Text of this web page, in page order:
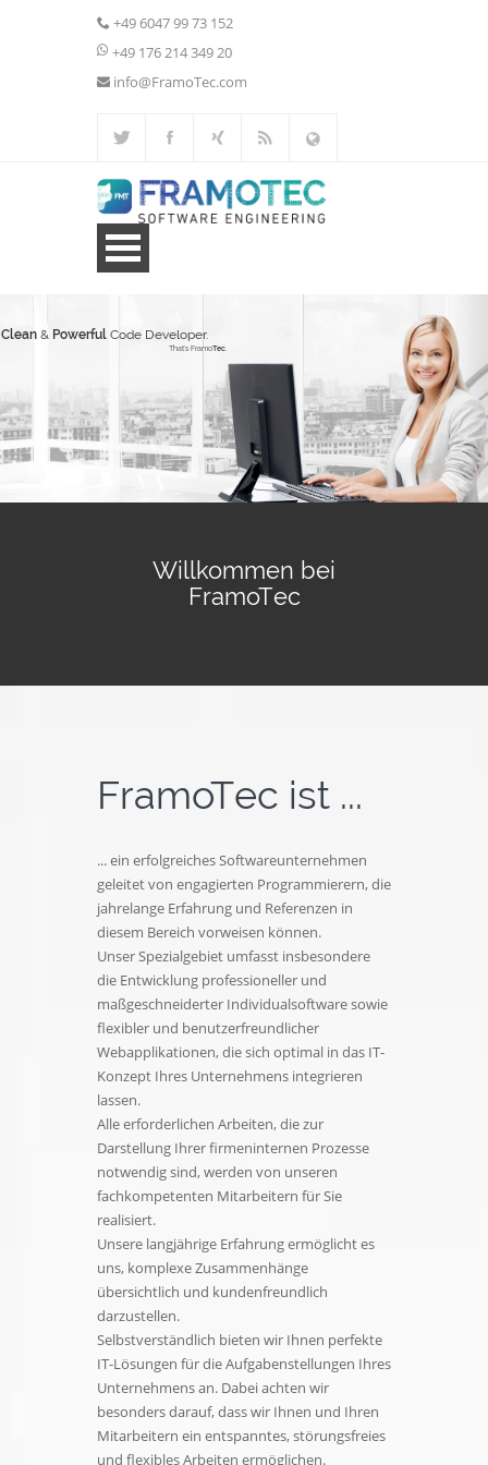
+49 6047 99 73 152
+49 176 214 349 20
info@FramoTec.com
Webentwicklung
Weitere Leistungen
Portfolio
Clean Powerful
Tec
Willkommen bei
FramoTec
FramoTec ist ...
... ein erfolgreiches Softwareunternehmen
geleitet von engagierten Programmierern, die
jahrelange Erfahrung und Referenzen in
diesem Bereich vorweisen können.
Unser Spezialgebiet umfasst insbesondere
die Entwicklung professioneller und
maßgeschneiderter Individualsoftware sowie
flexibler und benutzerfreundlicher
Webapplikationen, die sich optimal in das IT-
Konzept Ihres Unternehmens integrieren
lassen.
Alle erforderlichen Arbeiten, die zur
Darstellung Ihrer firmeninternen Prozesse
notwendig sind, werden von unseren
fachkompetenten Mitarbeitern für Sie
realisiert.
Unsere langjährige Erfahrung ermöglicht es
uns, komplexe Zusammenhänge
übersichtlich und kundenfreundlich
darzustellen.
Selbstverständlich bieten wir Ihnen perfekte
IT-Lösungen für die Aufgabenstellungen Ihres
Unternehmens an. Dabei achten wir
besonders darauf, dass wir Ihnen und Ihren
Mitarbeitern ein entspanntes, störungsfreies
und flexibles Arbeiten ermöglichen.